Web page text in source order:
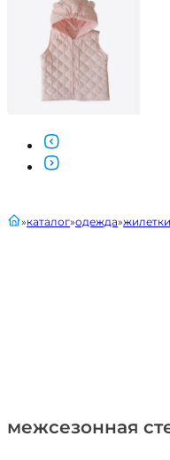
межсезонная
главнаякаталог одежда